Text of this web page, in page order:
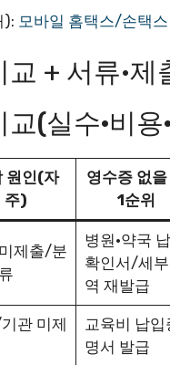
): 모바일 홈택스/손택
+ 서류·제
(실수·비
원인(자
주)
영수증 없을
1순위
제출/분
병원·약국
확인서/세부
역 재발급
관 미제
교육비 납입
명서 발급